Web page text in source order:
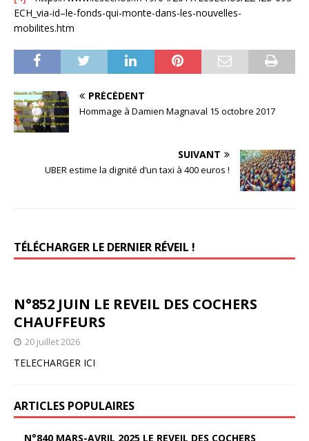
ECH_via-id–le-fonds-qui-monte-dans-les-nouvelles-
mobilites.htm
PRÉCÉDENT
Hommage à Damien Magnaval 15 octobre 2017
SUIVANT
UBER estime la dignité d’un taxi à 400 euros !
TÉLÉCHARGER LE DERNIER RÉVEIL !
N°852 JUIN LE REVEIL DES COCHERS
CHAUFFEURS
20 juillet 2026
TELECHARGER ICI
ARTICLES POPULAIRES
N°840 MARS-AVRIL 2025 LE REVEIL DES COCHERS